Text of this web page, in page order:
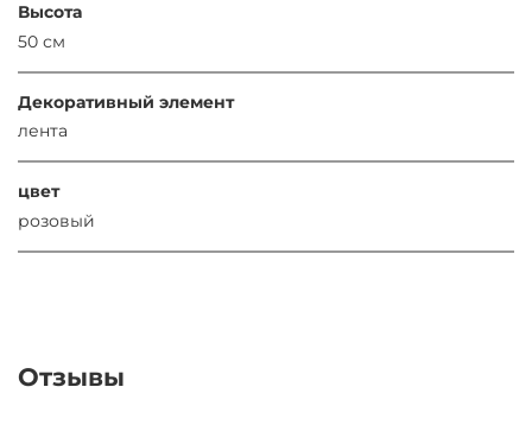
Высота
50 см
Декоративный элемент
лента
цвет
розовый
Отзывы